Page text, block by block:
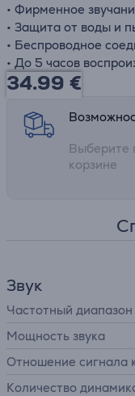
• Фирменное
• Защита от воды и
• Беспроводное
• До 5 часов
34.99 €
Выберите
корзине
Звук
Частотный диапазон
Мощность звука
Отношение сигнала
Количество